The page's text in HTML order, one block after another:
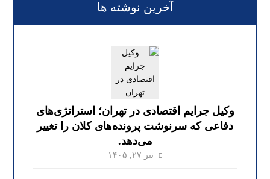
آخرین نوشته ها
وکیل جرایم اقتصادی در تهران؛ استراتژی‌های
دفاعی که سرنوشت پرونده‌های کلان را تغییر
می‌دهد.
تیر ۲۷, ۱۴۰۵